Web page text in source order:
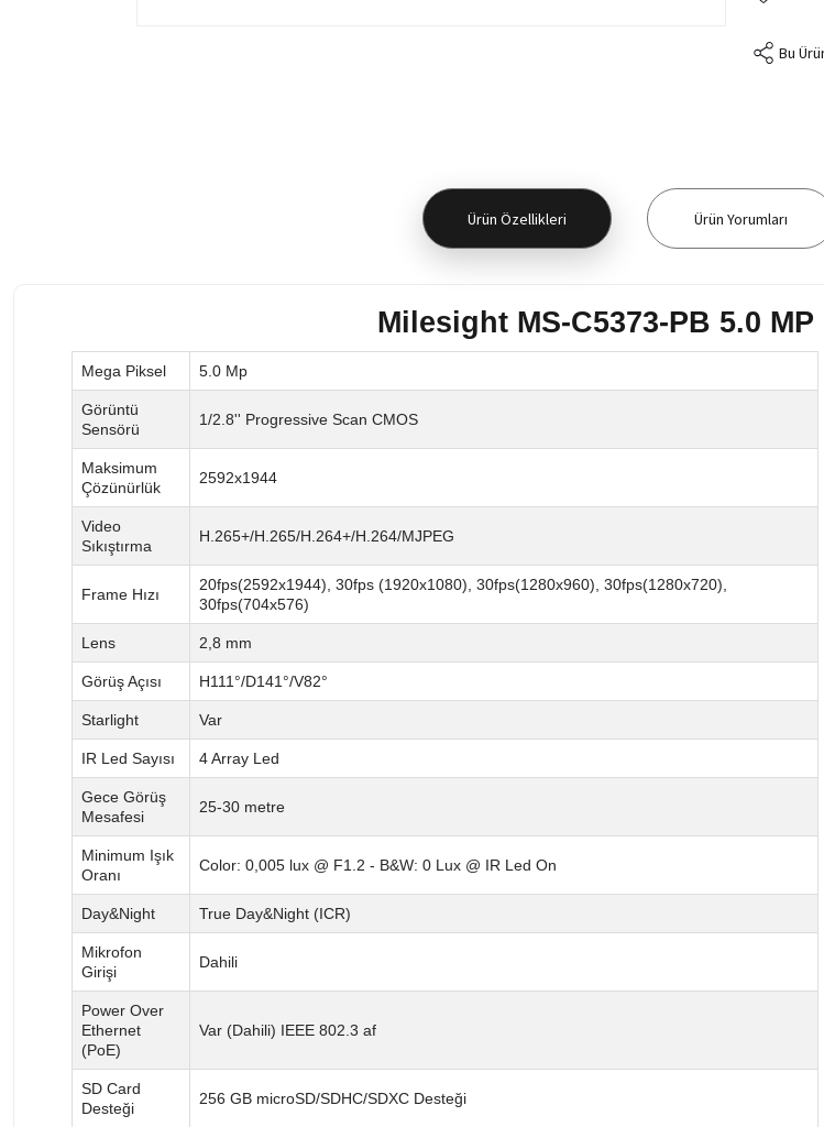
Bu
Ürün Özellikleri Ürün Yorumları
Milesight MS-C5373-PB 5.0
Mega Piksel 5.0 Mp
Görüntü
Sensörü
1/2.8'' Progressive Scan CMOS
Maksimum
Çözünürlük
2592x1944
Video
Sıkıştırma
H.265+/H.265/H.264+/H.264/MJPEG
Frame Hızı
20fps(2592x1944), 30fps (1920x1080), 30fps(1280x960), 30fps(1280x720),
30fps(704x576)
Lens 2,8 mm
Görüş Açısı H111°/D141°/V82°
Starlight Var
IR Led Sayısı 4 Array Led
Gece Görüş
Mesafesi
25-30 metre
Minimum Işık
Oranı
Color: 0,005 lux @ F1.2 - B&W: 0 Lux @ IR Led On
Day&Night True Day&Night (ICR)
Mikrofon
Girişi
Dahili
Power Over
Ethernet
(PoE)
Var (Dahili) IEEE 802.3 af
SD Card
Desteği
256 GB microSD/SDHC/SDXC Desteği